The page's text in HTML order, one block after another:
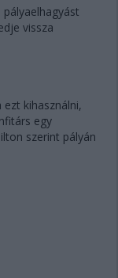
vissza
kihasználni,
egy
szerint pályán